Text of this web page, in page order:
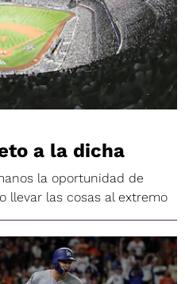
a la dicha
la oportunidad de
llevar las cosas al extremo